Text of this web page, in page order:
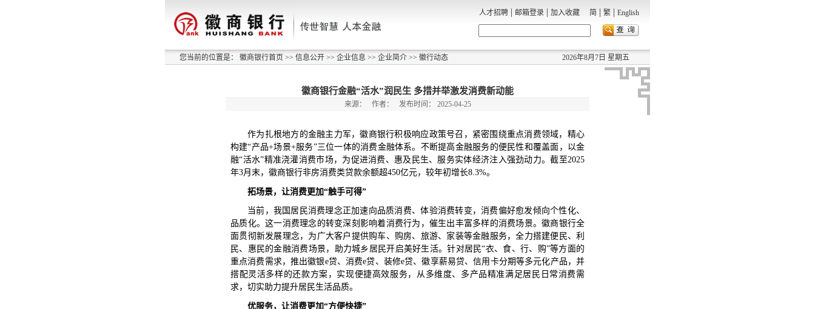
人才招聘 | 邮箱登录 | 加入收藏 简 | 繁 | English
您当前的位置是： 徽商银行首页 >> 信息公开 >> 企业信息 >> 企业简介 >> 徽行动态 2026年8月7日 星期五
徽商银行金融“活水”润民生 多措并举激发消费新动能
来源： 作者： 发布时间： 2025-04-25